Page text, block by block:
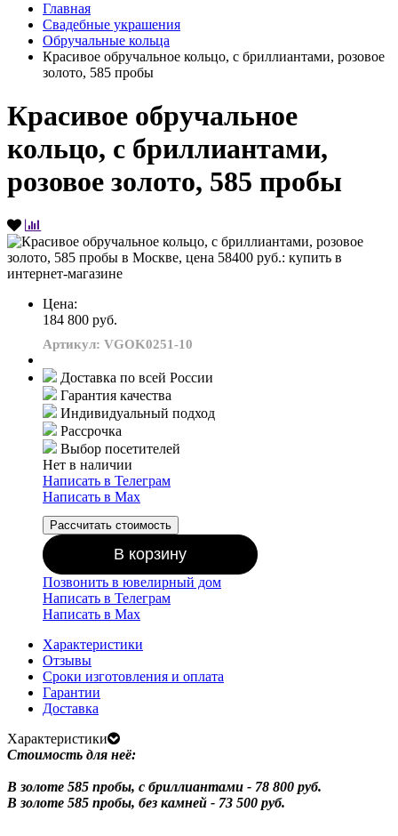
Главная
Свадебные украшения
Обручальные кольца
Красивое обручальное кольцо, с бриллиантами, розовое
золото, 585 пробы
Красивое обручальное
кольцо, с бриллиантами,
розовое золото, 585 пробы
Цена:
184 800 руб.
Артикул: VGOK0251-10
Доставка по всей России
Гарантия качества
Индивидуальный подход
Рассрочка
Выбор посетителей
Нет в наличии
Написать в Телеграм
Написать в Мах
Рассчитать стоимость
В корзину
Позвонить в ювелирный дом
Написать в Телеграм
Написать в Мах
Характеристики
Отзывы
Сроки изготовления и оплата
Гарантии
Доставка
Характеристики
Стоимость для неё:
В золоте 585 пробы, с бриллиантами - 78 800 руб.
В золоте 585 пробы, без камней - 73 500 руб.